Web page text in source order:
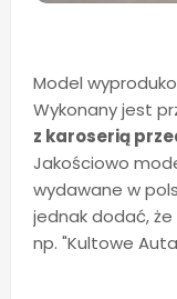
Model
Wykonany jest
z karoserią
Jakościowo
wydawane w
jednak dodać,
np. "Kultowe Auta